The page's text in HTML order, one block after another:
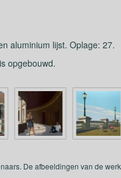
aluminium lijst. Oplage: 27.
opgebouwd.
De afbeeldingen van de